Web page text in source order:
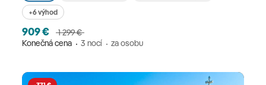
+6 výhod
909 €
1 299 €
Konečná cena
3 nocí za osobu